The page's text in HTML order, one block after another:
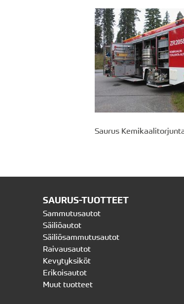
Saurus
SAURUS-TUOTTEET
Sammutusautot
Säiliöautot
Säiliösammutusautot
Raivausautot
Kevytyksiköt
Erikoisautot
Muut tuotteet